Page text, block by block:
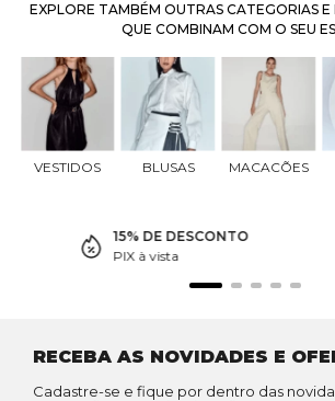
EXPLORE TAMBÉM OUTRAS CATEGORIAS E
QUE COMBINAM COM O SEU
VESTIDOS BLUSAS MACACÕES
15% DE DESCONTO
PIX à vista
RECEBA AS NOVIDADES E
Cadastre-se e fique por dentro das